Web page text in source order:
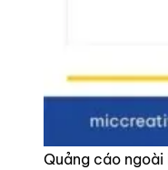
Quảng cáo